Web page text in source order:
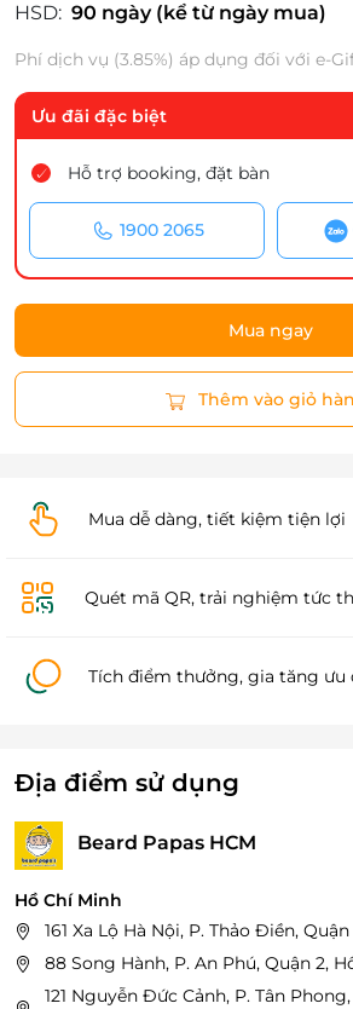
HSD: 90 ngày (kể từ ngày mua)
Phí dịch vụ (3.85%) áp dụng đối với e-
Ưu đãi đặc biệt
Hỗ trợ booking, đặt bàn
1900 2065
Mua ngay
Thêm vào giỏ
Mua dễ dàng, tiết kiệm tiện lợi
Quét mã QR, trải nghiệm tức
Tích điểm thưởng, gia tăng ưu
Địa điểm sử dụng
Beard Papas HCM
Hồ Chí Minh
161 Xa Lộ Hà Nội, P. Thảo Điền,
88 Song Hành, P. An Phú, Quận 2,
121 Nguyễn Đức Cảnh, P. Tân